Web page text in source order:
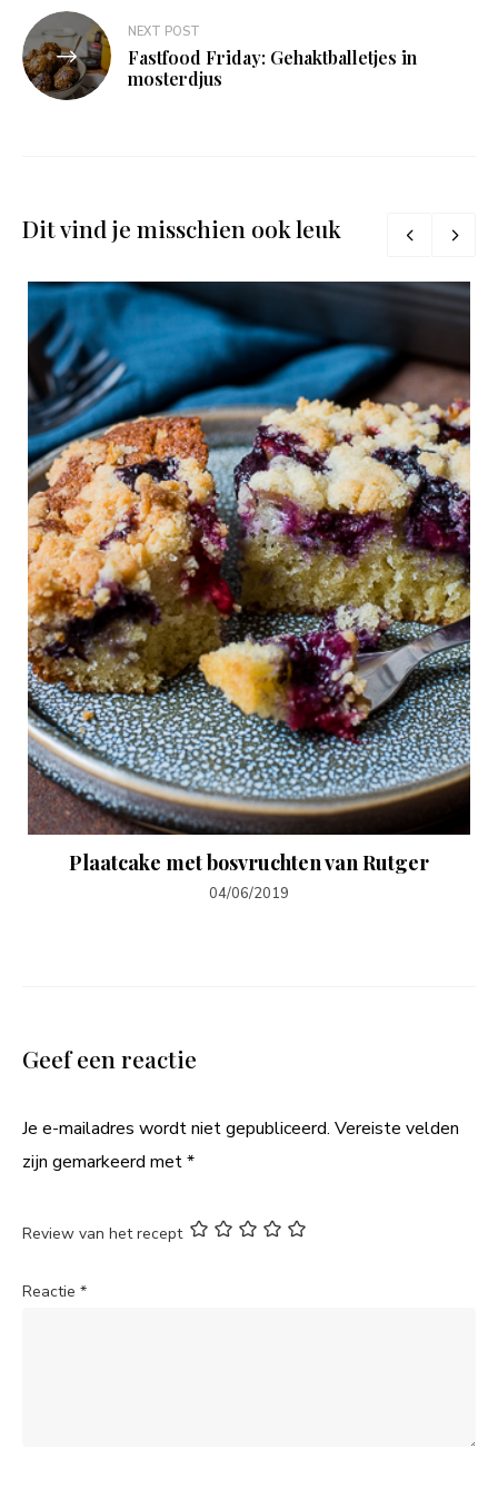
NEXT POST
Fastfood Friday: Gehaktballetjes in
mosterdjus
Dit vind je misschien ook leuk
Plaatcake met bosvruchten van Rutger
04/06/2019
Geef een reactie
Je e-mailadres wordt niet gepubliceerd. Vereiste velden
zijn gemarkeerd met*
Review van het recept
Reactie *